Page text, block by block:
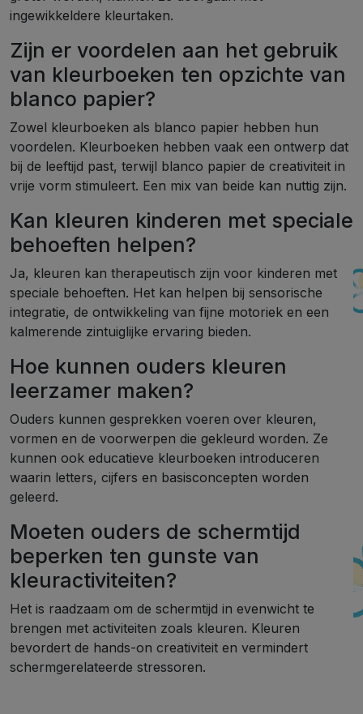
ingewikkeldere kleurtaken.
Zijn er voordelen aan het gebruik
van kleurboeken ten opzichte van
blanco papier?
Zowel kleurboeken als blanco papier hebben hun
voordelen. Kleurboeken hebben vaak een ontwerp dat
bij de leeftijd past, terwijl blanco papier de creativiteit in
vrije vorm stimuleert. Een mix van beide kan nuttig zijn.
Kan kleuren kinderen met speciale
behoeften helpen?
Ja, kleuren kan therapeutisch zijn voor kinderen met
speciale behoeften. Het kan helpen bij sensorische
integratie, de ontwikkeling van fijne motoriek en een
kalmerende zintuiglijke ervaring bieden.
Hoe kunnen ouders kleuren
leerzamer maken?
Ouders kunnen gesprekken voeren over kleuren,
vormen en de voorwerpen die gekleurd worden. Ze
kunnen ook educatieve kleurboeken introduceren
waarin letters, cijfers en basisconcepten worden
geleerd.
Moeten ouders de schermtijd
beperken ten gunste van
kleuractiviteiten?
Het is raadzaam om de schermtijd in evenwicht te
brengen met activiteiten zoals kleuren. Kleuren
bevordert de hands-on creativiteit en vermindert
schermgerelateerde stressoren.